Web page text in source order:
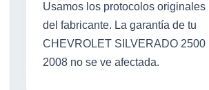
Usamos los protocolos originales
del fabricante. La garantía de tu
CHEVROLET SILVERADO 2500
2008 no se ve afectada.